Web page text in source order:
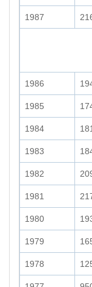
1987
1986
1985
1984
1983
1982
1981
1980
1979
1978